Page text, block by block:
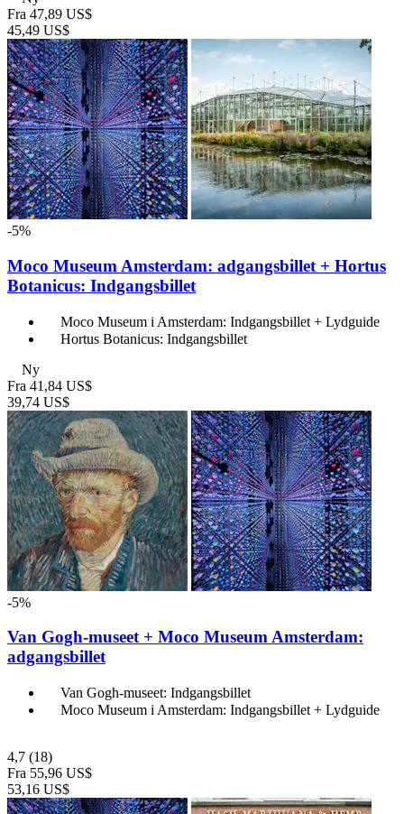
Fra 47,89 US$
45,49 US$
-5%
Moco Museum Amsterdam: adgangsbillet + Hortus
Botanicus: Indgangsbillet
Moco Museum i Amsterdam: Indgangsbillet + Lydguide
Hortus Botanicus: Indgangsbillet
Ny
Fra 41,84 US$
39,74 US$
-5%
Van Gogh-museet + Moco Museum Amsterdam:
adgangsbillet
Van Gogh-museet: Indgangsbillet
Moco Museum i Amsterdam: Indgangsbillet + Lydguide
4,7 (18)
Fra 55,96 US$
53,16 US$